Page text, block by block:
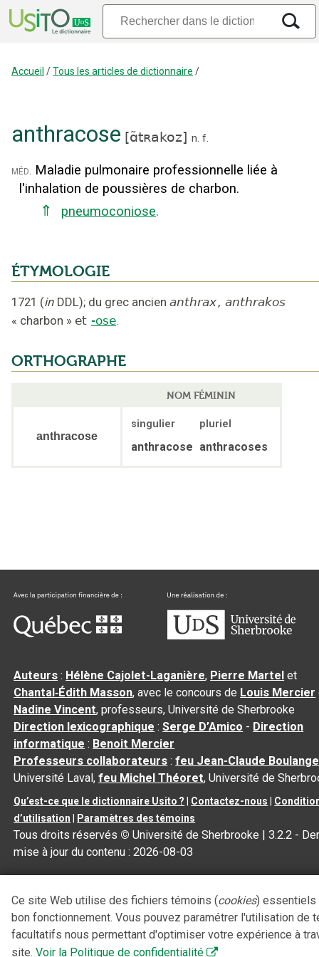
Accueil /Tous les articles de dictionnaire /
anthracose [ɑ̃tʀakoz] n. f.
méd. Maladie pulmonaire professionnelle liée à
l'inhalation de poussières de charbon.
⇑ pneumoconiose.
ÉTYMOLOGIE
1721 (in DDL); du grec ancien anthrax, anthrakos
« charbon » et -ose.
ORTHOGRAPHE
NOM FÉMININ
anthracose
singulier pluriel
anthracose anthracoses
Auteurs : Hélène Cajolet-Laganière, Pierre Martel et
Chantal‑Édith Masson, avec le concours de Louis Mercier
Nadine Vincent, professeurs, Université de Sherbrooke
Direction lexicographique :Serge D’Amico - Direction
informatique : Benoit Mercier
Professeurs collaborateurs :feu Jean-Claude
Université Laval,feu Michel Théoret, Université de
Qu’est-ce que le dictionnaire Usito ? | Contactez-nous |
d’utilisation | Paramètres des témoins
Tous droits réservés © Université de Sherbrooke |3.2.2 -
mise à jour du contenu :2026-08-03
Ce site Web utilise des fichiers témoins (cookies) essentiels
bon fonctionnement. Vous pouvez paramétrer l'utilisation de
facultatifs nous permettant d'optimiser votre expérience à
site. Voir la Politique de confidentialité